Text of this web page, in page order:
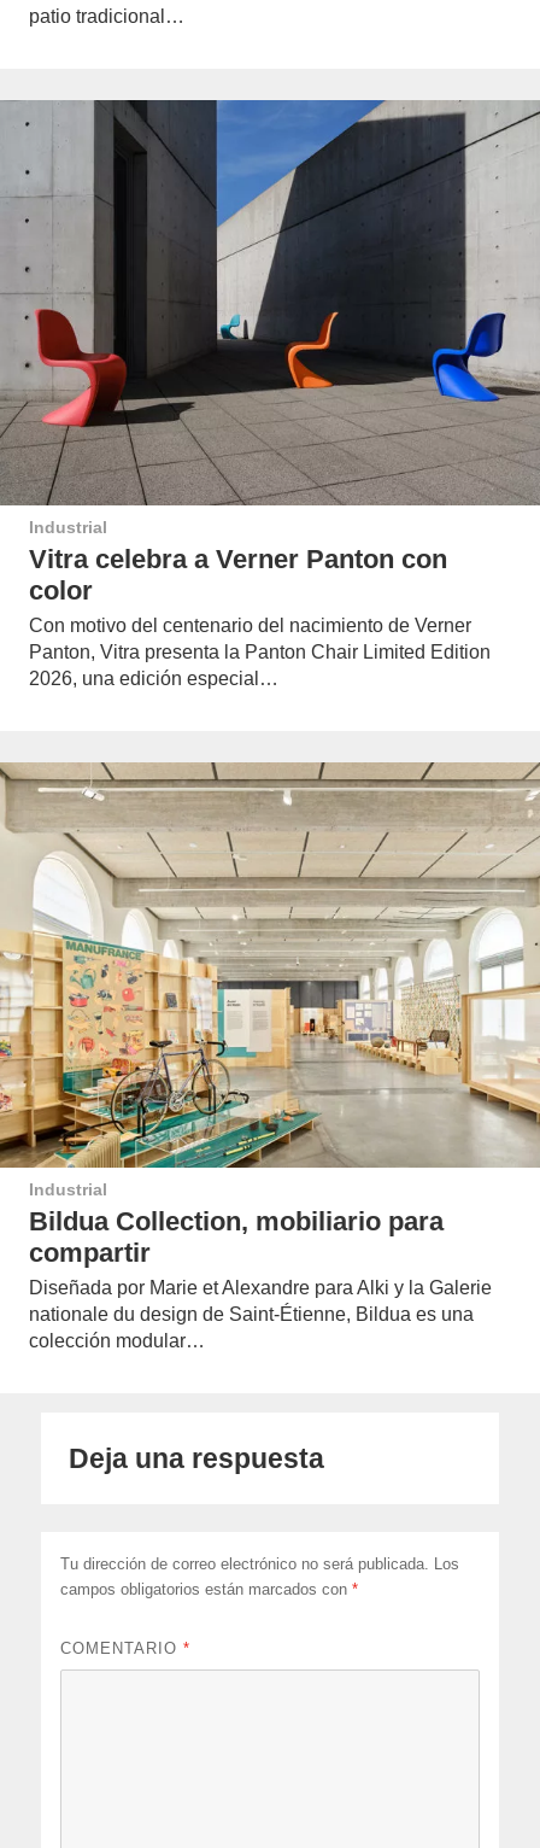
patio tradicional…
Industrial
Vitra celebra a Verner Panton con
color
Con motivo del centenario del nacimiento de Verner
Panton, Vitra presenta la Panton Chair Limited Edition
2026, una edición especial…
Industrial
Bildua Collection, mobiliario para
compartir
Diseñada por Marie et Alexandre para Alki y la Galerie
nationale du design de Saint-Étienne, Bildua es una
colección modular…
Deja una respuesta
Tu dirección de correo electrónico no será publicada.
Los
campos obligatorios están marcados con*
COMENTARIO*